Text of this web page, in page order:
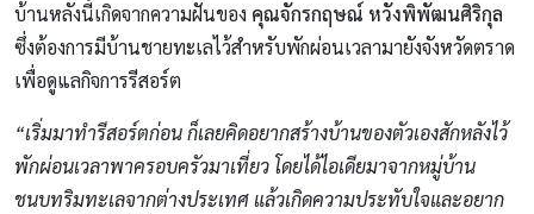
บ้านหลังนี้เกิดจากความฝันของ คุณจักรกฤษณ์ หวังพิพัฒนศิริกุล
ซึ่งต้องการมีบ้านชายทะเลไว้สำหรับพักผ่อนเวลามายังจังหวัดตราด
เพื่อดูแลกิจการรีสอร์ต
“เริ่มมาทำรีสอร์ตก่อน ก็เลยคิดอยากสร้างบ้านของตัวเองสักหลังไว้
พักผ่อนเวลาพาครอบครัวมาเที่ยว โดยได้ไอเดียมาจากหมู่บ้าน
ชนบทริมทะเลจากต่างประเทศ แล้วเกิดความประทับใจและอยาก